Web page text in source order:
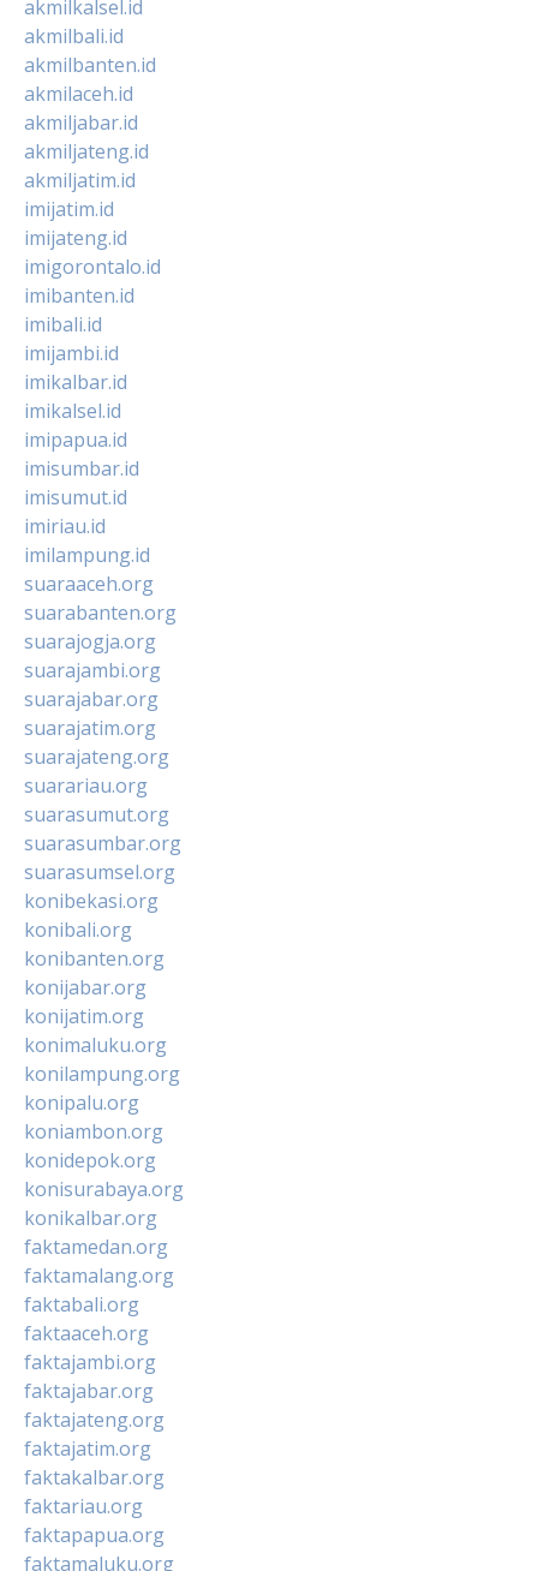
akmilkalsel.id
akmilbali.id
akmilbanten.id
akmilaceh.id
akmiljabar.id
akmiljateng.id
akmiljatim.id
imijatim.id
imijateng.id
imigorontalo.id
imibanten.id
imibali.id
imijambi.id
imikalbar.id
imikalsel.id
imipapua.id
imisumbar.id
imisumut.id
imiriau.id
imilampung.id
suaraaceh.org
suarabanten.org
suarajogja.org
suarajambi.org
suarajabar.org
suarajatim.org
suarajateng.org
suarariau.org
suarasumut.org
suarasumbar.org
suarasumsel.org
konibekasi.org
konibali.org
konibanten.org
konijabar.org
konijatim.org
konimaluku.org
konilampung.org
konipalu.org
koniambon.org
konidepok.org
konisurabaya.org
konikalbar.org
faktamedan.org
faktamalang.org
faktabali.org
faktaaceh.org
faktajambi.org
faktajabar.org
faktajateng.org
faktajatim.org
faktakalbar.org
faktariau.org
faktapapua.org
faktamaluku.org